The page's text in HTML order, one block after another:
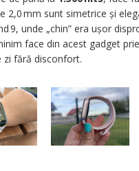
2,0 mm sunt simetrice și
9, unde „chin” era ușor
face din acest gadget
zi fără disconfort.